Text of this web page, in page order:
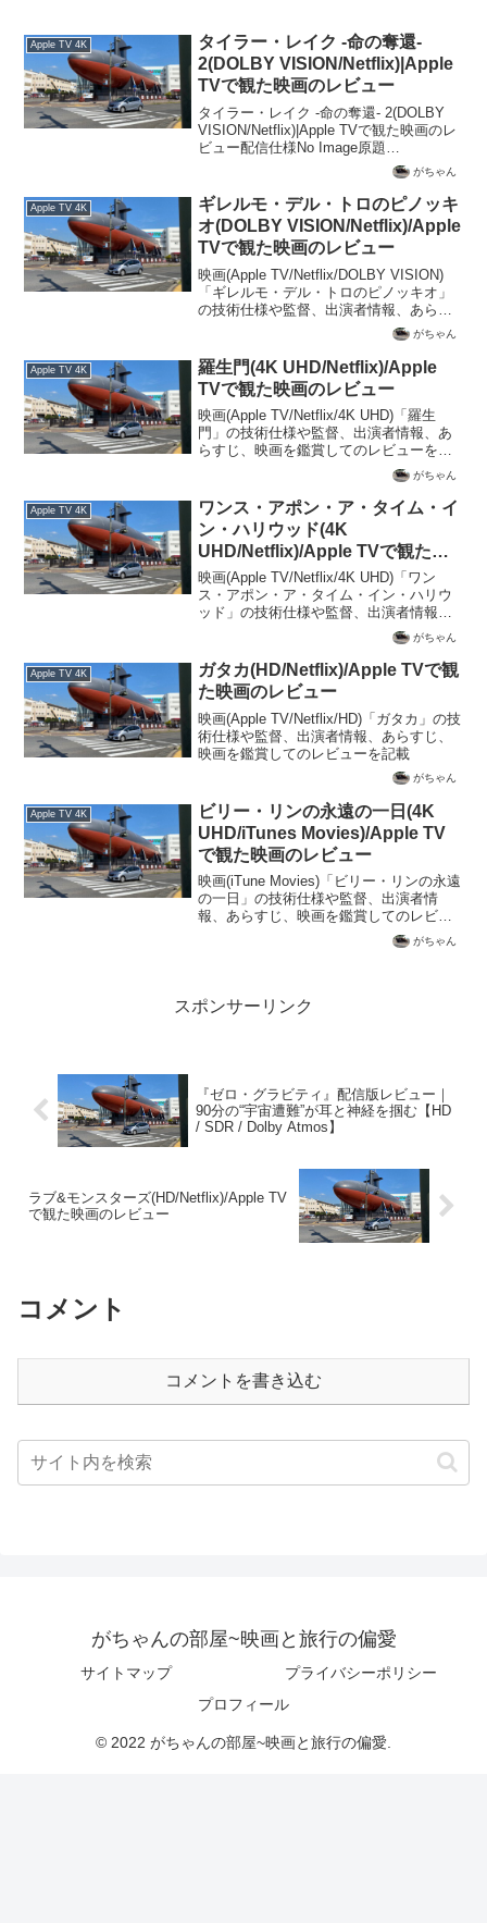
Apple TV 4K
タイラー・レイク -命の奪還-
2(DOLBY VISION/Netflix)|Apple
TVで観た映画のレビュー
タイラー・レイク -命の奪還- 2(DOLBY
VISION/Netflix)|Apple TVで観た映画のレ
ビュー配信仕様No Image原題
EXTRACTION 2レーベルNetflix制作年度
2023年上映時間123分監督サム・ハーグ...
がちゃん
Apple TV 4K
ギレルモ・デル・トロのピノッキ
オ(DOLBY VISION/Netflix)/Apple
TVで観た映画のレビュー
映画(Apple TV/Netflix/DOLBY VISION)
「ギレルモ・デル・トロのピノッキオ」
の技術仕様や監督、出演者情報、あらす
じ、映画を鑑賞してのレビューを記載がちゃん
Apple TV 4K
羅生門(4K UHD/Netflix)/Apple
TVで観た映画のレビュー
映画(Apple TV/Netflix/4K UHD)「羅生
門」の技術仕様や監督、出演者情報、あ
らすじ、映画を鑑賞してのレビューを記
がちゃん
Apple TV 4K
ワンス・アポン・ア・タイム・イ
ン・ハリウッド(4K
UHD/Netflix)/Apple TVで観た映
画のレビュー
映画(Apple TV/Netflix/4K UHD)「ワン
ス・アポン・ア・タイム・イン・ハリウ
ッド」の技術仕様や監督、出演者情報、
あらすじ、映画を鑑賞してのレビューを
がちゃん
Apple TV 4K
ガタカ(HD/Netflix)/Apple TVで観
た映画のレビュー
映画(Apple TV/Netflix/HD)「ガタカ」の技
術仕様や監督、出演者情報、あらすじ、
映画を鑑賞してのレビューを記載
がちゃん
Apple TV 4K
ビリー・リンの永遠の一日(4K
UHD/iTunes Movies)/Apple TV
で観た映画のレビュー
映画(iTune Movies)「ビリー・リンの永遠
の一日」の技術仕様や監督、出演者情
報、あらすじ、映画を鑑賞してのレビュ
がちゃん
スポンサーリンク
『ゼロ・グラビティ』配信版レビュー｜
90分の“宇宙遭難”が耳と神経を掴む【HD
/ SDR / Dolby Atmos】
ラブ&モンスターズ(HD/Netflix)/Apple TV
で観た映画のレビュー
コメント
コメントを書き込む
がちゃんの部屋~映画と旅行の偏愛
サイトマップ
プライバシーポリシー
プロフィール
© 2022 がちゃんの部屋~映画と旅行の偏愛.